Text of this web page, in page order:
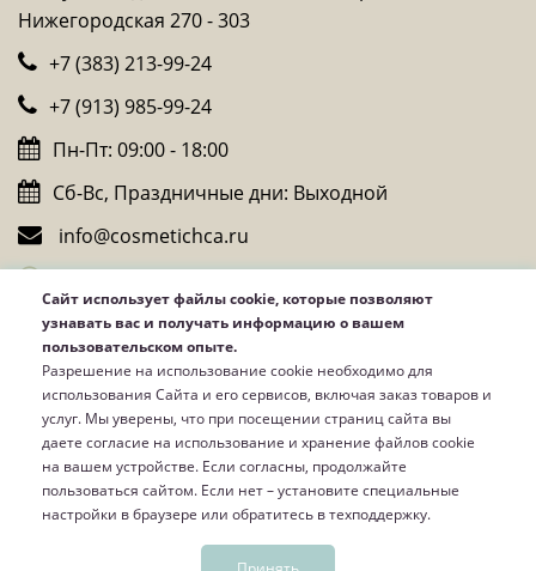
Сайт использует файлы cookie, которые позволяют
узнавать вас и получать информацию о вашем
пользовательском опыте.
Разрешение на использование cookie необходимо для
использования Сайта и его сервисов, включая заказ товаров и
услуг. Мы уверены, что при посещении страниц сайта вы
даете согласие на использование и хранение файлов cookie
на вашем устройстве. Если согласны, продолжайте
пользоваться сайтом. Если нет – установите специальные
настройки в браузере или обратитесь в техподдержку.
Нижегородская 270 - 303
+7 (383) 213-99-24
+7 (913) 985-99-24
Пн-Пт: 09:00 - 18:00
Сб-Вс, Праздничные дни: Выходной
info@cosmetichca.ru
Telegram
Viber